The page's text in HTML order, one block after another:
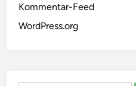
Kommentar-Feed
WordPress.org